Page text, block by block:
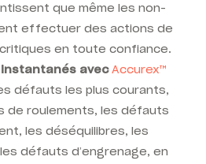
que même les non-
effectuer des actions de
en toute confiance.
avecAccurex™
défauts les plus courants,
de roulements, les défauts
les déséquilibres, les
défauts d’engrenage, en